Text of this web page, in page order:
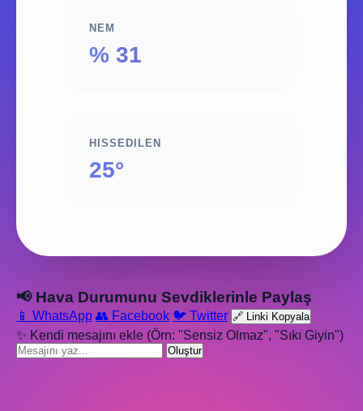
NEM
% 31
HISSEDILEN
25°
📢 Hava Durumunu Sevdiklerinle Paylaş
📱 WhatsApp 👥 Facebook 🐦 Twitter 🔗 Linki Kopyala
✨ Kendi mesajını ekle (Örn: "Sensiz Olmaz", "Sıkı Giyin")
Oluştur